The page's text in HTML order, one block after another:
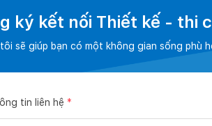
ký kết nối Thiết kế - thi
sẽ giúp bạn có một không gian sống phù
tin liên hệ *